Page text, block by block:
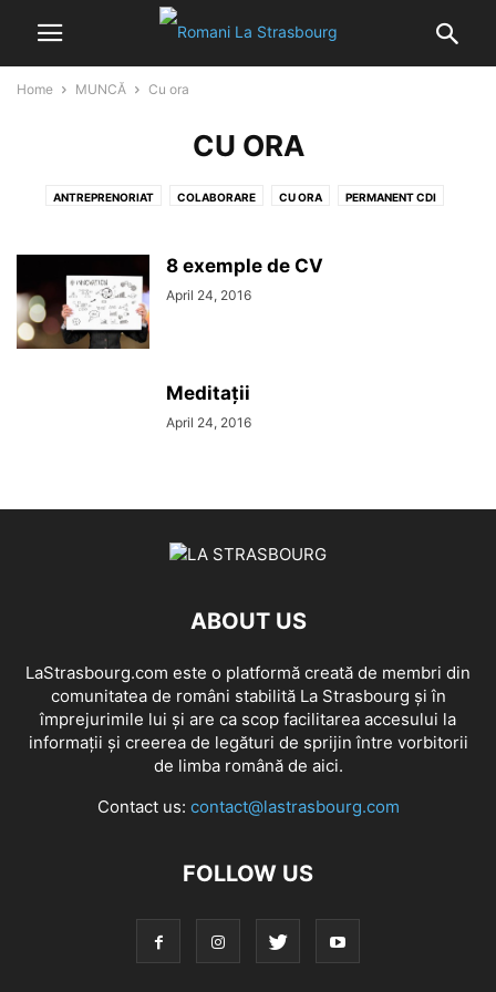
Home MUNCĂ Cu ora
CU ORA
ANTREPRENORIAT COLABORARE CU ORA PERMANENT CDI
8 exemple de CV
April 24, 2016
Meditații
April 24, 2016
ABOUT US
LaStrasbourg.com este o platformă creată de membri din
comunitatea de români stabilită La Strasbourg și în
împrejurimile lui și are ca scop facilitarea accesului la
informații și creerea de legături de sprijin între vorbitorii
de limba română de aici.
Contact us: contact@lastrasbourg.com
FOLLOW US